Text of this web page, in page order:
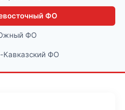
ФО
ФО
Кавказский ФО